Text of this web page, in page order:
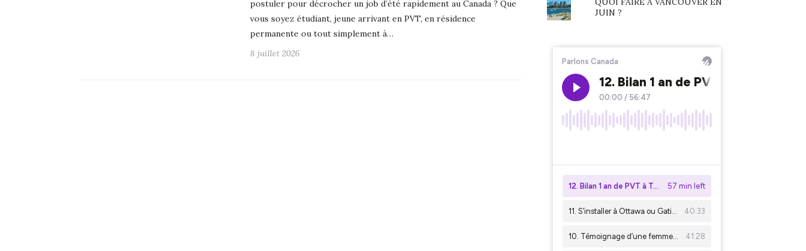
postuler pour décrocher un job d’été rapidement au Canada ? Que
vous soyez étudiant, jeune arrivant en PVT, en résidence
permanente ou tout simplement à…
8 juillet 2026
JUIN ?